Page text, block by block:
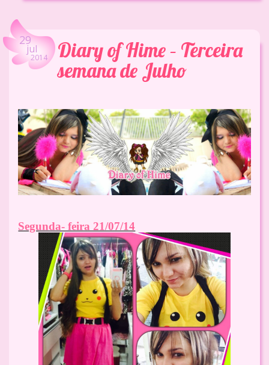
29jul
2014
Diary of Hime – Terceira
semana de Julho
Segunda- feira 21/07/14